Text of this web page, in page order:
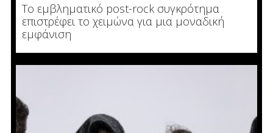
Το εμβληματικό post-rock συγκρότημα
επιστρέφει το χειμώνα για μια μοναδική
εμφάνιση